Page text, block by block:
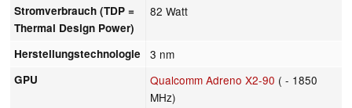
Stromverbrauch (TDP =
Thermal Design Power)
82 Watt
Herstellungstechnologie 3 nm
GPU Qualcomm Adreno X2-90 ( - 1850
MHz)